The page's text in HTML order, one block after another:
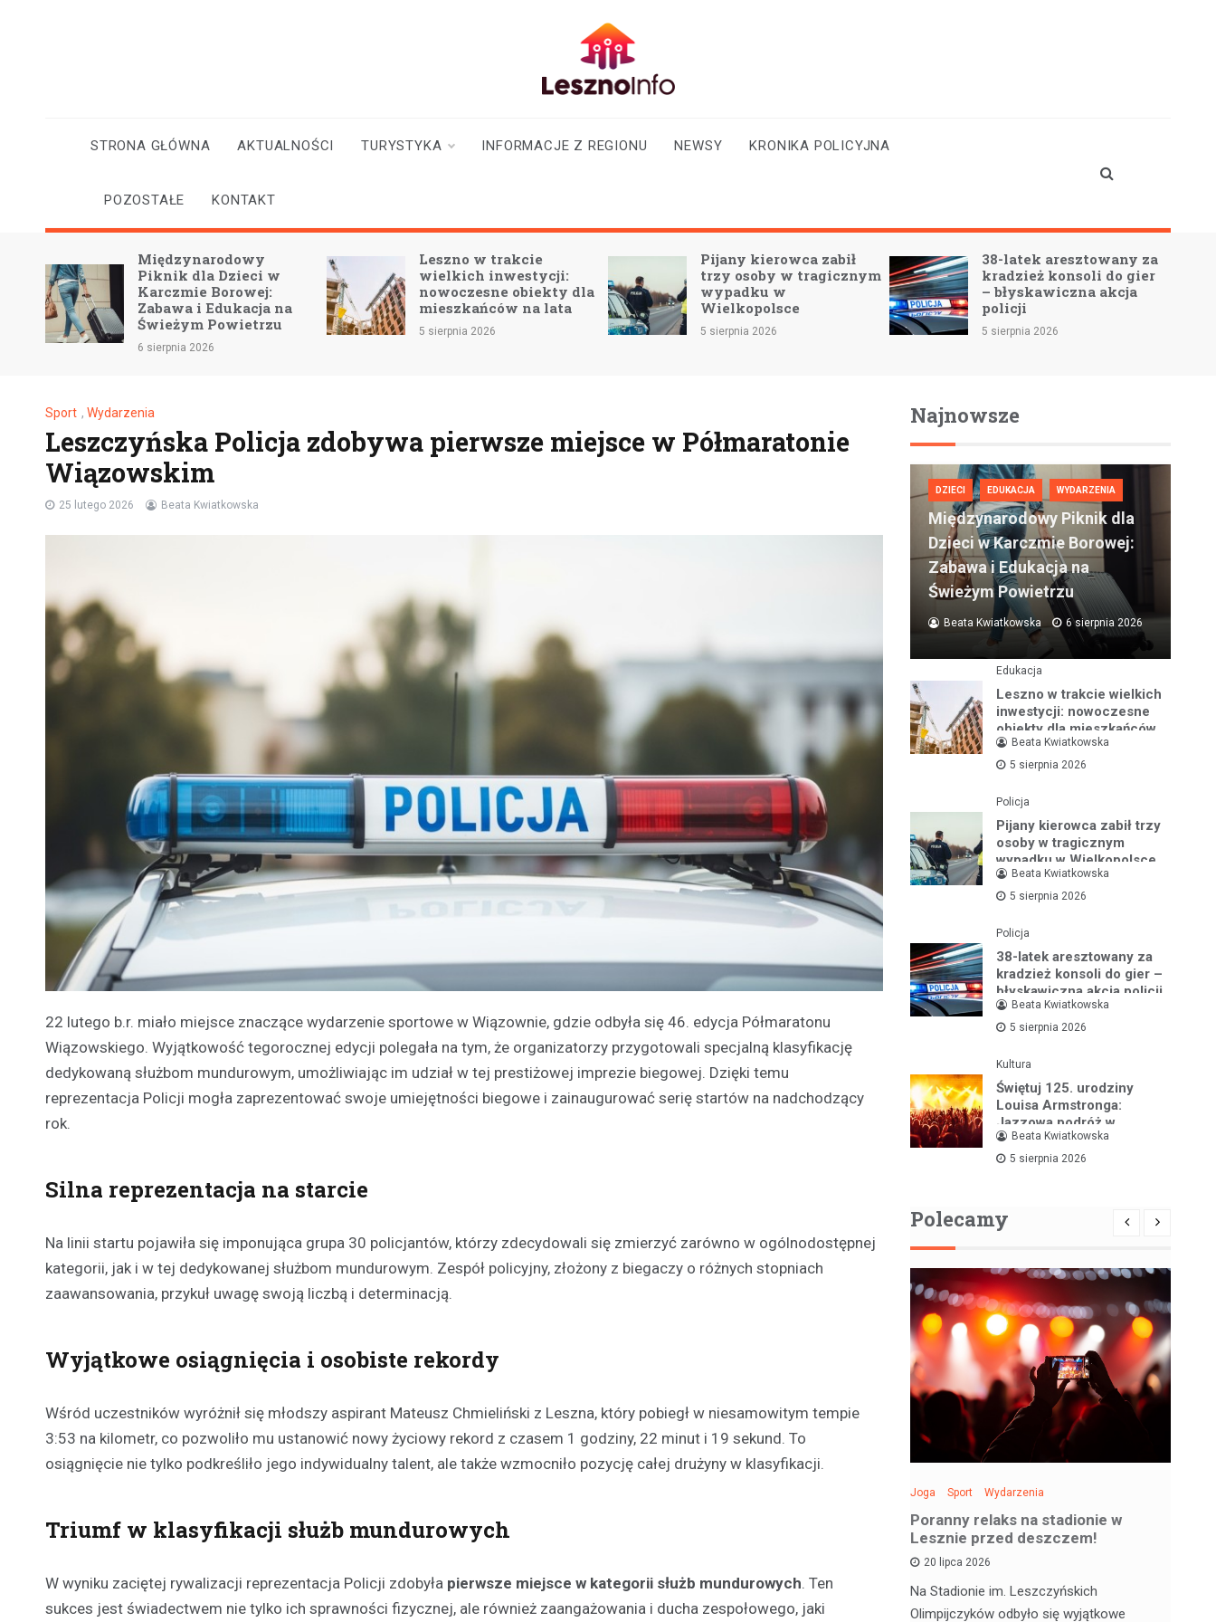
aktualności
STRONA GŁÓWNA AKTUALNOŚCI TURYSTYKA INFORMACJE Z REGIONU NEWSY KRONIKA POLICYJNA
POZOSTAŁE KONTAKT
Międzynarodowy
Piknik dla Dzieci w
Karczmie Borowej:
Zabawa i Edukacja na
Świeżym Powietrzu
6 sierpnia 2026
Leszno w trakcie
wielkich inwestycji:
nowoczesne obiekty dla
mieszkańców na lata
5 sierpnia 2026
Pijany kierowca zabił
trzy osoby w tragicznym
wypadku w
Wielkopolsce
5 sierpnia 2026
38-latek aresztowany za
kradzież konsoli do gier
– błyskawiczna akcja
policji
5 sierpnia 2026
Sport , Wydarzenia
Leszczyńska Policja zdobywa pierwsze miejsce w Półmaratonie
Wiązowskim
25 lutego 2026 Beata Kwiatkowska
22 lutego b.r. miało miejsce znaczące wydarzenie sportowe w Wiązownie, gdzie odbyła się 46. edycja Półmaratonu
Wiązowskiego. Wyjątkowość tegorocznej edycji polegała na tym, że organizatorzy przygotowali specjalną klasyfikację
dedykowaną służbom mundurowym, umożliwiając im udział w tej prestiżowej imprezie biegowej. Dzięki temu
reprezentacja Policji mogła zaprezentować swoje umiejętności biegowe i zainaugurować serię startów na nadchodzący
rok.
Silna reprezentacja na starcie
Na linii startu pojawiła się imponująca grupa 30 policjantów, którzy zdecydowali się zmierzyć zarówno w ogólnodostępnej
kategorii, jak i w tej dedykowanej służbom mundurowym. Zespół policyjny, złożony z biegaczy o różnych stopniach
zaawansowania, przykuł uwagę swoją liczbą i determinacją.
Wyjątkowe osiągnięcia i osobiste rekordy
Wśród uczestników wyróżnił się młodszy aspirant Mateusz Chmieliński z Leszna, który pobiegł w niesamowitym tempie
3:53 na kilometr, co pozwoliło mu ustanowić nowy życiowy rekord z czasem 1 godziny, 22 minut i 19 sekund. To
osiągnięcie nie tylko podkreśliło jego indywidualny talent, ale także wzmocniło pozycję całej drużyny w klasyfikacji.
Triumf w klasyfikacji służb mundurowych
W wyniku zaciętej rywalizacji reprezentacja Policji zdobyła pierwsze miejsce w kategorii służb mundurowych. Ten
sukces jest świadectwem nie tylko ich sprawności fizycznej, ale również zaangażowania i ducha zespołowego, jaki
Najnowsze
DZIECI EDUKACJA WYDARZENIA
Międzynarodowy Piknik dla
Dzieci w Karczmie Borowej:
Zabawa i Edukacja na
Świeżym Powietrzu
Beata Kwiatkowska 6 sierpnia 2026
Edukacja
Leszno w trakcie wielkich
inwestycji: nowoczesne
obiekty dla mieszkańców
na lata
Beata Kwiatkowska
5 sierpnia 2026
Policja
Pijany kierowca zabił trzy
osoby w tragicznym
wypadku w Wielkopolsce
Beata Kwiatkowska
5 sierpnia 2026
Policja
38-latek aresztowany za
kradzież konsoli do gier –
błyskawiczna akcja policji
Beata Kwiatkowska
5 sierpnia 2026
Kultura
Świętuj 125. urodziny
Louisa Armstronga:
Jazzowa podróż w
Bibliotece Jazzu
Beata Kwiatkowska
5 sierpnia 2026
Polecamy
Już niedługo miłośnicy jazdy na deskorolce
będą mogli uczestniczyć w wyjątkowym
Joga Sport Wydarzenia
Poranny relaks na stadionie w
Lesznie przed deszczem!
20 lipca 2026
Na Stadionie im. Leszczyńskich
Olimpijczyków odbyło się wyjątkowe